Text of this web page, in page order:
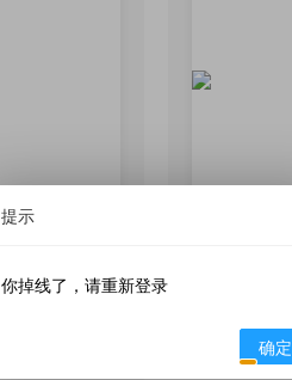
极值点偏移
提示
你掉线了，请重新登录
确定